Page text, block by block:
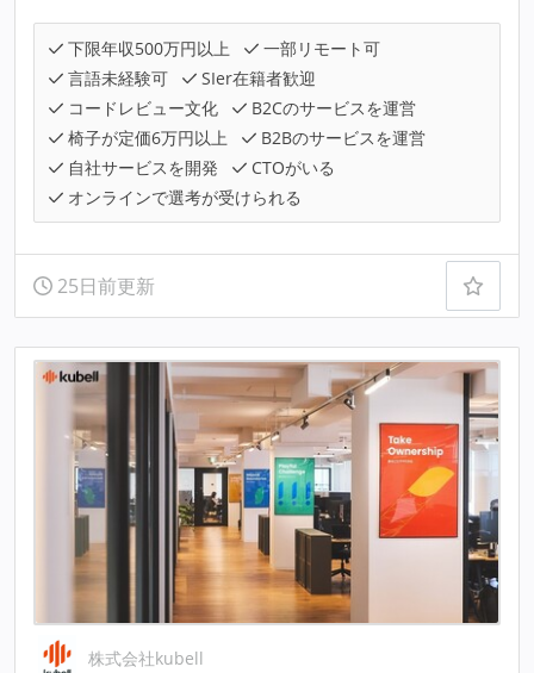
下限年収500万円以上
一部リモート可
言語未経験可
SIer在籍者歓迎
コードレビュー文化
B2Cのサービスを運営
椅子が定価6万円以上
B2Bのサービスを運営
自社サービスを開発
CTOがいる
オンラインで選考が受けられる
25日前更新
株式会社kubell